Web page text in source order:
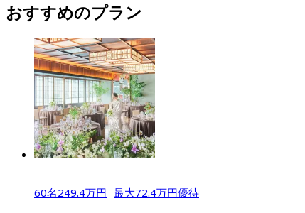
おすすめのプラン
60名249.4万円 最大72.4万円優待